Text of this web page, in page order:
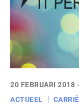
20 FEBRUARI 2018
ACTUEEL